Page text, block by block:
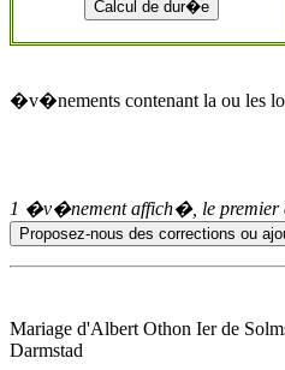
�v�nements contenant la ou les
1 �v�nement affich�, le premier
Mariage d'Albert Othon Ier de
Darmstad